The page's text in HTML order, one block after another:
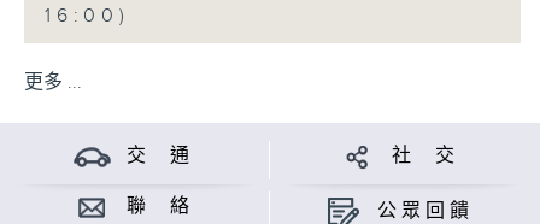
16:00)
更多 ...
交 通 社 交
聯 絡 公眾回饋